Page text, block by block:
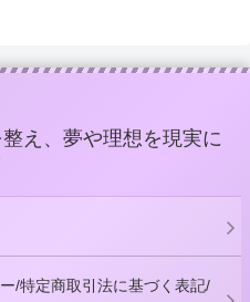
え、夢や理想を現実に
/特定商取引法に基づく表記/